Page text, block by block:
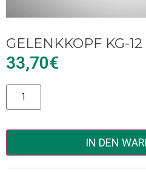
GELENKKOPF KG-12
33,70€
Alternative:
IN DEN